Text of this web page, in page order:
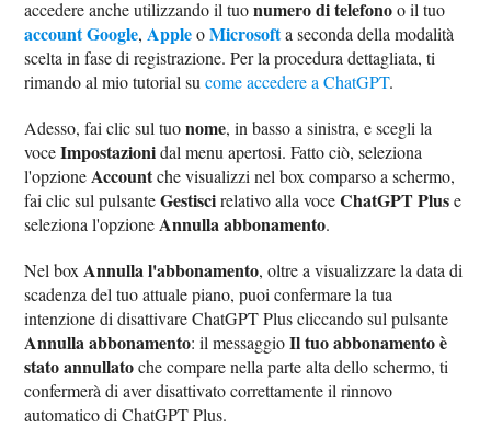
accedere anche utilizzando il tuonumero di telefonoo il tuo
account Google,AppleoMicrosofta seconda della modalità
scelta in fase di registrazione. Per la procedura dettagliata, ti
rimando al mio tutorial sucome accedere a ChatGPT.
Adesso, fai clic sul tuonome, in basso a sinistra, e scegli la
voceImpostazionidal menu apertosi. Fatto ciò, seleziona
l'opzioneAccountche visualizzi nel box comparso a schermo,
fai clic sul pulsanteGestiscirelativo alla voceChatGPT Pluse
seleziona l'opzioneAnnulla abbonamento.
Nel boxAnnulla l'abbonamento, oltre a visualizzare la data di
scadenza del tuo attuale piano, puoi confermare la tua
intenzione di disattivare ChatGPT Plus cliccando sul pulsante
Annulla abbonamento: il messaggioIl tuo abbonamento è
stato annullatoche compare nella parte alta dello schermo, ti
confermerà di aver disattivato correttamente il rinnovo
automatico di ChatGPT Plus.